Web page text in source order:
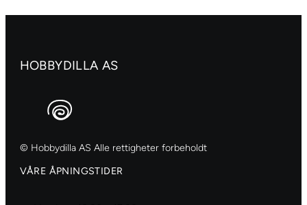
HOBBYDILLA AS
© Hobbydilla AS Alle rettigheter forbeholdt
VÅRE ÅPNINGSTIDER